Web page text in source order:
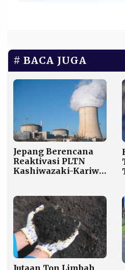
BACA JUGA
Jepang Berencana
Reaktivasi PLTN
Kashiwazaki-Kariwa,